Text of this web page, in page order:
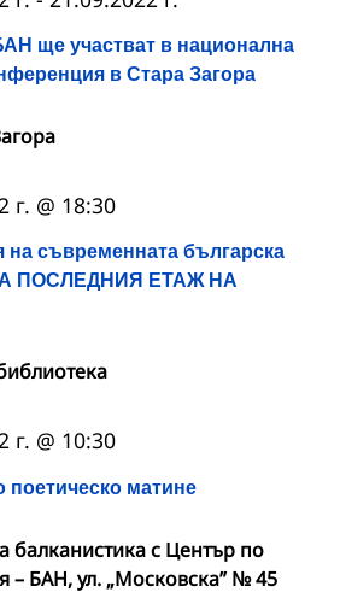
ще участват в национална
в Стара Загора
на съвременната българска
ПОСЛЕДНИЯ ЕТАЖ НА
г. @ 18:30
поетическо матине
г. @ 10:30
балканистика с Център по
– БАН, ул. „Московска” № 45